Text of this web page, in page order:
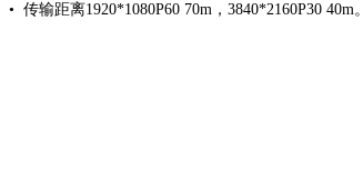
• 传输距离1920*1080P60 70m，3840*2160P30 40m。